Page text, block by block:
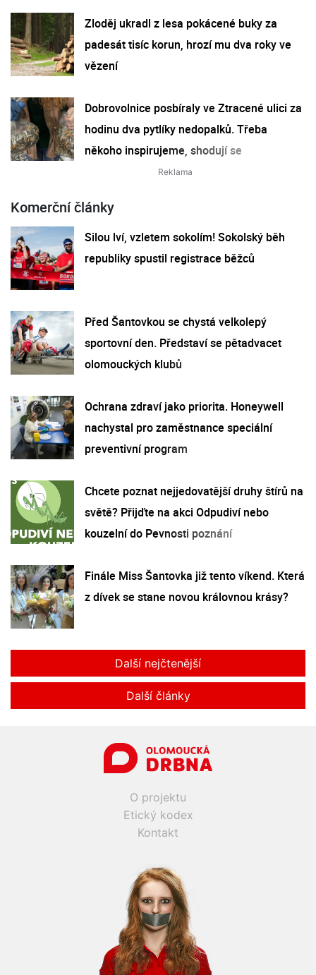
Zloděj ukradl z lesa pokácené buky za
padesát tisíc korun, hrozí mu dva roky ve
vězení
Dobrovolnice posbíraly ve Ztracené ulici za
hodinu dva pytlíky nedopalků. Třeba
někoho inspirujeme, shodují se
Komerční články
Silou lví, vzletem sokolím! Sokolský běh
republiky spustil registrace běžců
Před Šantovkou se chystá velkolepý
sportovní den. Představí se pětadvacet
olomouckých klubů
Ochrana zdraví jako priorita. Honeywell
nachystal pro zaměstnance speciální
preventivní program
Chcete poznat nejjedovatější druhy štírů na
světě? Přijďte na akci Odpudiví nebo
kouzelní do Pevnosti poznání
Finále Miss Šantovka již tento víkend. Která
z dívek se stane novou královnou krásy?
Další nejčtenější
Další články
O projektu
Etický kodex
Kontakt